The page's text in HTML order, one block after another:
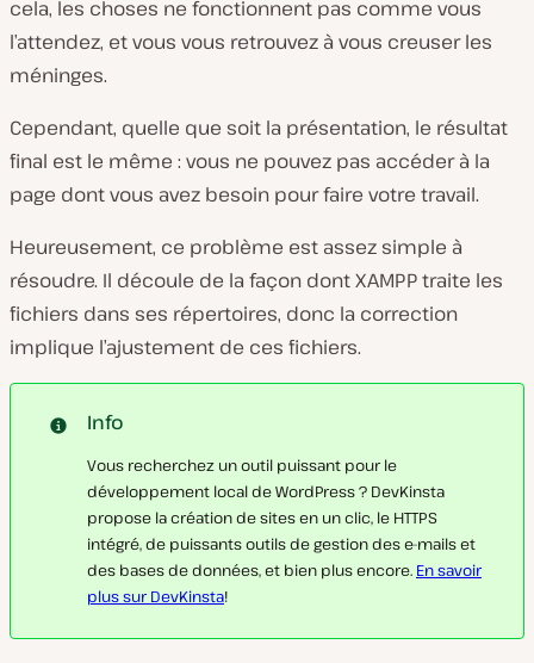
cela, les choses ne fonctionnent pas comme vous
l’attendez, et vous vous retrouvez à vous creuser les
méninges.
Cependant, quelle que soit la présentation, le résultat
final est le même : vous ne pouvez pas accéder à la
page dont vous avez besoin pour faire votre travail.
Heureusement, ce problème est assez simple à
résoudre. Il découle de la façon dont XAMPP traite les
fichiers dans ses répertoires, donc la correction
implique l’ajustement de ces fichiers.
Info
Vous recherchez un outil puissant pour le
développement local de WordPress ? DevKinsta
propose la création de sites en un clic, le HTTPS
intégré, de puissants outils de gestion des e-mails et
des bases de données, et bien plus encore. En savoir
plus sur DevKinsta!